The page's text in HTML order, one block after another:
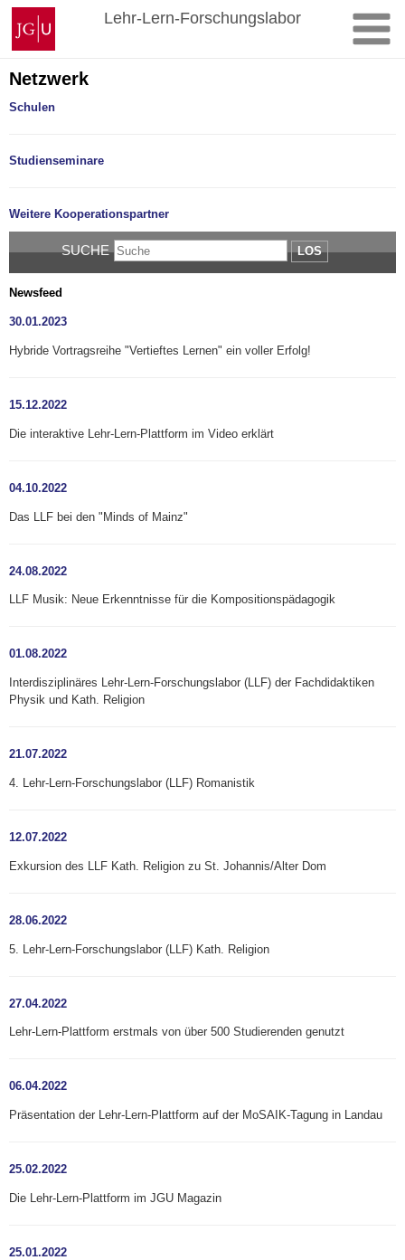
Zum
Inhalt
springen
Johannes
Gutenberg-
Universität
Mainz
Lehr-Lern-Forschungslabor
Netzwerk
Schulen
Studienseminare
Weitere Kooperationspartner
SUCHE LOS
Newsfeed
30.01.2023
Hybride Vortragsreihe "Vertieftes Lernen" ein voller Erfolg!
15.12.2022
Die interaktive Lehr-Lern-Plattform im Video erklärt
04.10.2022
Das LLF bei den "Minds of Mainz"
24.08.2022
LLF Musik: Neue Erkenntnisse für die Kompositionspädagogik
01.08.2022
Interdisziplinäres Lehr-Lern-Forschungslabor (LLF) der Fachdidaktiken
Physik und Kath. Religion
21.07.2022
4. Lehr-Lern-Forschungslabor (LLF) Romanistik
12.07.2022
Exkursion des LLF Kath. Religion zu St. Johannis/Alter Dom
28.06.2022
5. Lehr-Lern-Forschungslabor (LLF) Kath. Religion
27.04.2022
Lehr-Lern-Plattform erstmals von über 500 Studierenden genutzt
06.04.2022
Präsentation der Lehr-Lern-Plattform auf der MoSAIK-Tagung in Landau
25.02.2022
Die Lehr-Lern-Plattform im JGU Magazin
25.01.2022